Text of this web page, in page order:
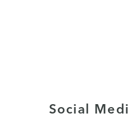
Social